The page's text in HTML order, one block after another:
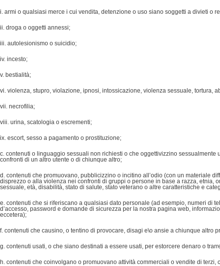
i. armi o qualsiasi merce i cui vendita, detenzione o uso siano soggetti a divieti o
ii. droga o oggetti annessi;
iii. autolesionismo o suicidio;
iv. incesto;
v. bestialità;
vi. violenza, stupro, violazione, ipnosi, intossicazione, violenza sessuale, tortura,
vii. necrofilia;
viii. urina, scatologia o escrementi;
ix. escort, sesso a pagamento o prostituzione;
c. contenuti o linguaggio sessuali non richiesti o che oggettivizzino
confronti di un altro utente o di chiunque altro;
d. contenuti che promuovano, pubblicizzino o incitino all’odio (con un materiale
disprezzo o alla violenza nei confronti di gruppi o persone in base a razza,
sessuale, età, disabilità, stato di salute, stato veterano o altre caratteristiche e
e. contenuti che si riferiscano a qualsiasi dato personale (ad esempio, numeri di
d’accesso, password e domande di sicurezza per la nostra pagina web,
eccetera);
f. contenuti che causino, o tentino di provocare, disagi e\o ansie a chiunque
g. contenuti usati, o che siano destinati a essere usati, per estorcere denaro o
h. contenuti che coinvolgano o promuovano attività commerciali o vendite di